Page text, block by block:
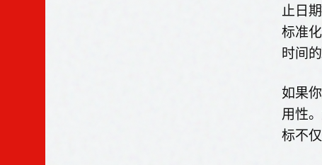
止日
标准
时间
如果
用性
标不